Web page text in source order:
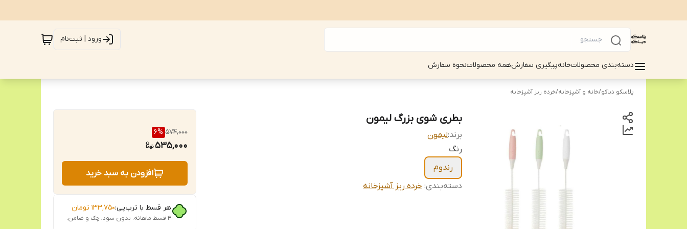
ورود | ثبت‌نام
دسته‌بندی محصولاتخانهپیگیری سفارشهمه محصولاتنحوه سفارش
پلاسکو دیاکو/خانه و آشپزخانه/خرده ریز آشپزخانه
بطری شوی بزرگ لیمون
برند:لیمون
رنگ
رندوم
دسته‌بندی: خرده ریز آشپزخانه
574,000
6%
535,000
افزودن به سبد خرید
هر قسط با ترب‌پی:۱۳۳٬۷۵۰ تومان
۴ قسط ماهانه. بدون سود، چک و ضامن.